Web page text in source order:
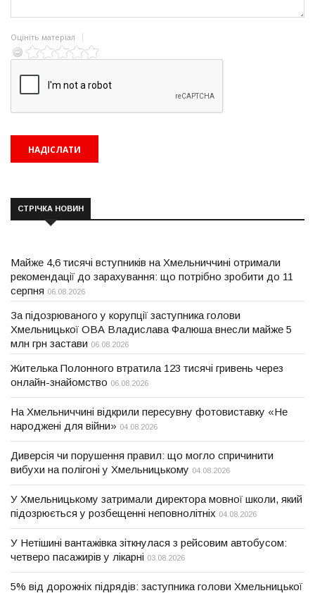
Оцініть матеріал
СТРІЧКА НОВИН
Майже 4,6 тисячі вступників на Хмельниччині отримали
рекомендації до зарахування: що потрібно зробити до 11
серпня 06.08.2026
За підозрюваного у корупції заступника голови
Хмельницької ОВА Владислава Фалюша внесли майже 5
млн грн застави 06.08.2026
Жителька Полонного втратила 123 тисячі гривень через
онлайн-знайомство 06.08.2026
На Хмельниччині відкрили пересувну фотовиставку «Не
народжені для війни» 04.08.2026
Диверсія чи порушення правил: що могло спричинити
вибухи на полігоні у Хмельницькому 04.08.2026
У Хмельницькому затримали директора мовної школи, який
підозрюється у розбещенні неповнолітніх 04.08.2026
У Нетішині вантажівка зіткнулася з рейсовим автобусом:
четверо пасажирів у лікарні 03.08.2026
5% від дорожніх підрядів: заступника голови Хмельницької